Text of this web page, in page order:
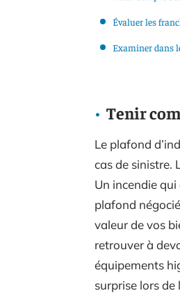
Évaluer les
Examiner dans
Tenir
Le plafond
cas de sinistre.
Un incendie
plafond
valeur de vos
retrouver à
équipements
surprise lors